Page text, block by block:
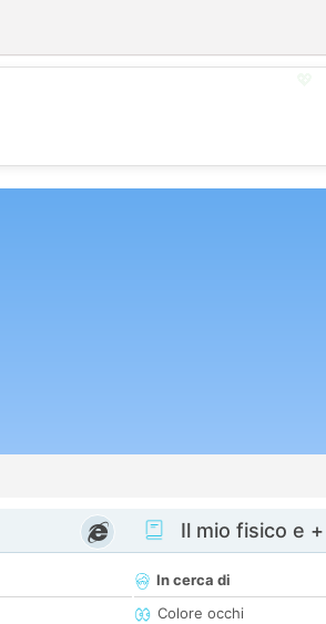
Il mio fisico e +
In cerca di
Colore occhi